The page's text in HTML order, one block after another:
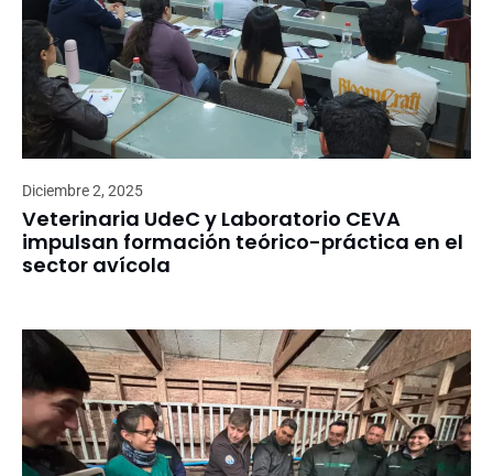
Diciembre 2, 2025
Veterinaria UdeC y Laboratorio CEVA
impulsan formación teórico-práctica en el
sector avícola